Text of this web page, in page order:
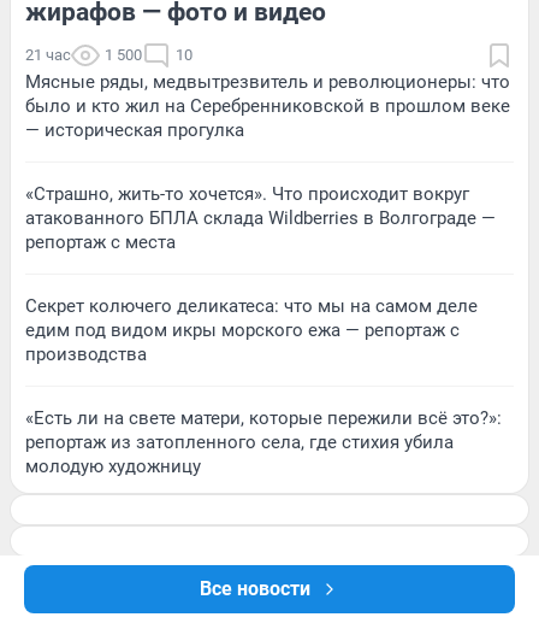
Все новости
жирафов — фото и видео
21 час 1 500 10
Мясные ряды, медвытрезвитель и революционеры: что
было и кто жил на Серебренниковской в прошлом веке
— историческая прогулка
«Страшно, жить-то хочется». Что происходит вокруг
атакованного БПЛА склада Wildberries в Волгограде —
репортаж с места
Секрет колючего деликатеса: что мы на самом деле
едим под видом икры морского ежа — репортаж с
производства
«Есть ли на свете матери, которые пережили всё это?»:
репортаж из затопленного села, где стихия убила
молодую художницу